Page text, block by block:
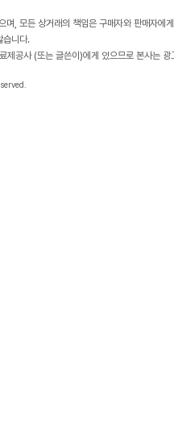
며, 모든 상거래의 책임은 구매자와 판매자에
습니다.
제공사 (또는 글쓴이)에게 있으므로 본사는